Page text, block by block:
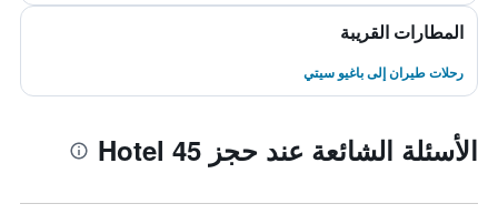
المطارات القريبة
رحلات طيران إلى باغيو سيتي
الأسئلة الشائعة عند حجز Hotel 45